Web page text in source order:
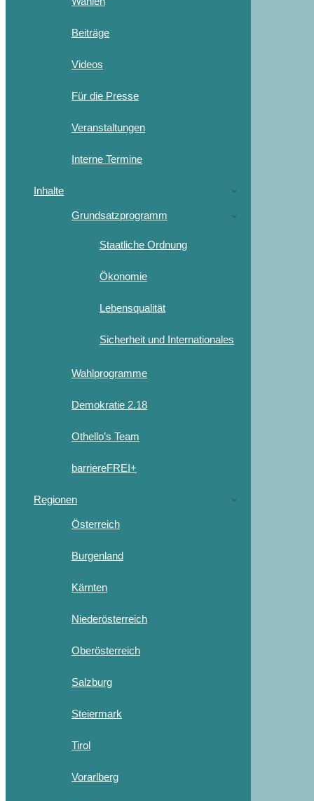
Beiträge
Videos
Für die Presse
Veranstaltungen
Interne Termine
Inhalte
Grundsatzprogramm
Staatliche Ordnung
Ökonomie
Lebensqualität
Sicherheit und Internationales
Wahlprogramme
Demokratie 2.18
Othello’s Team
barriereFREI+
Regionen
Österreich
Burgenland
Kärnten
Niederösterreich
Oberösterreich
Salzburg
Steiermark
Tirol
Vorarlberg